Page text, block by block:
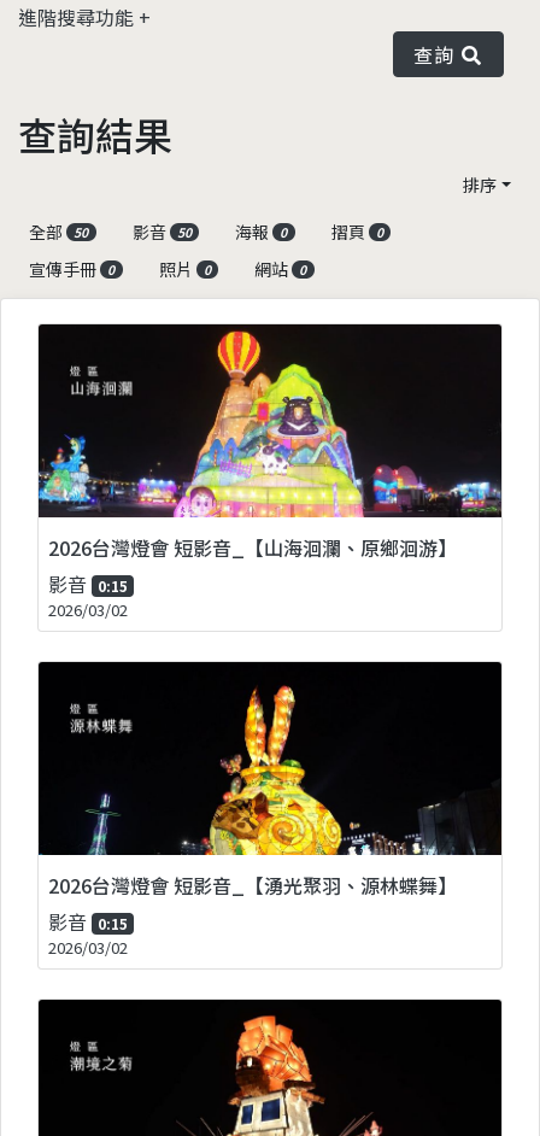
進階搜尋功能
查詢
查詢結果
排序
全部
50 影音 50 海報 0 摺頁 0
宣傳手冊 0 照片 0 網站 0
2026台灣燈會 短影音_【山海洄瀾、原鄉洄游】
影音 0:15
2026/03/02
2026台灣燈會 短影音_【湧光聚羽、源林蝶舞】
影音 0:15
2026/03/02